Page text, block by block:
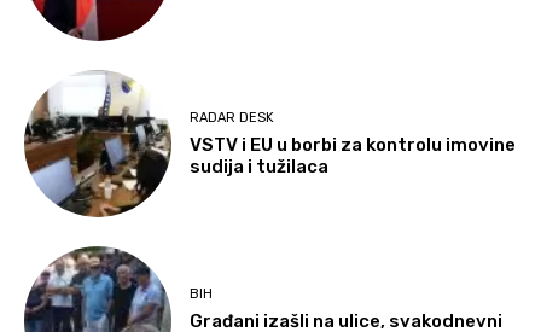
RADAR DESK
VSTV i EU u borbi za kontrolu imovine
sudija i tužilaca
BIH
Građani izašli na ulice, svakodnevni